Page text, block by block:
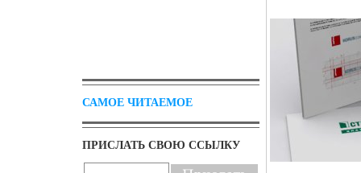
САМОЕ ЧИТАЕМОЕ
ПРИСЛАТЬ СВОЮ ССЫЛКУ